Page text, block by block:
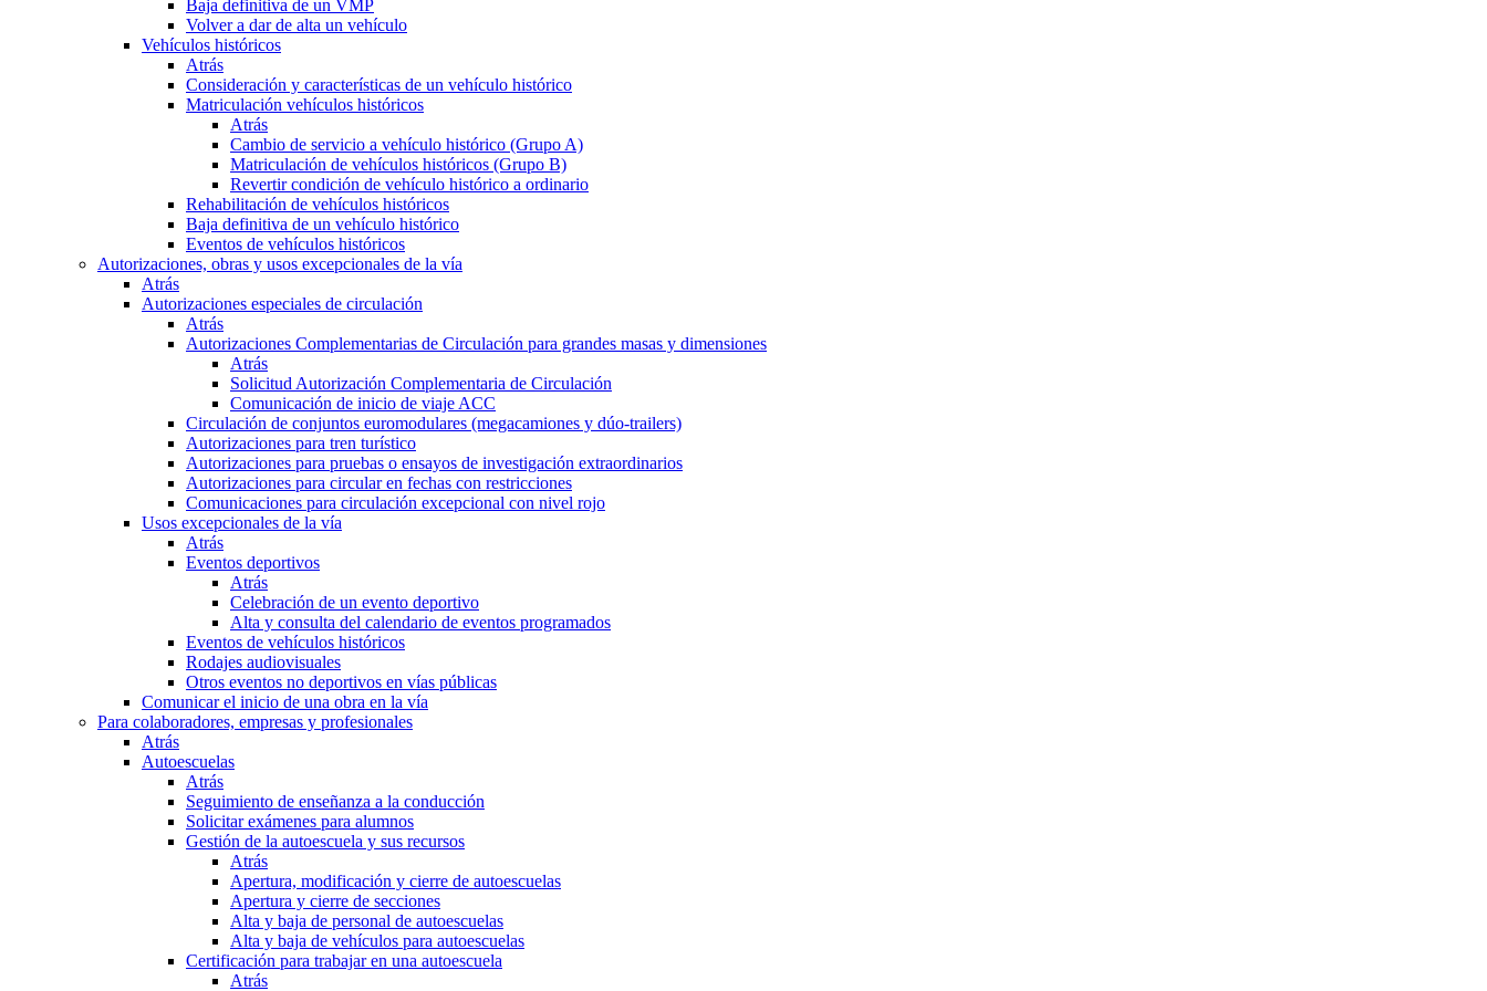
Baja definitiva de un VMP
Volver a dar de alta un vehículo
Vehículos históricos
Atrás
Consideración y características de un vehículo histórico
Matriculación vehículos históricos
Atrás
Cambio de servicio a vehículo histórico (Grupo A)
Matriculación de vehículos históricos (Grupo B)
Revertir condición de vehículo histórico a ordinario
Rehabilitación de vehículos históricos
Baja definitiva de un vehículo histórico
Eventos de vehículos históricos
Autorizaciones, obras y usos excepcionales de la vía
Atrás
Autorizaciones especiales de circulación
Atrás
Autorizaciones Complementarias de Circulación para grandes masas y dimensiones
Atrás
Solicitud Autorización Complementaria de Circulación
Comunicación de inicio de viaje ACC
Circulación de conjuntos euromodulares (megacamiones y dúo-trailers)
Autorizaciones para tren turístico
Autorizaciones para pruebas o ensayos de investigación extraordinarios
Autorizaciones para circular en fechas con restricciones
Comunicaciones para circulación excepcional con nivel rojo
Usos excepcionales de la vía
Atrás
Eventos deportivos
Atrás
Celebración de un evento deportivo
Alta y consulta del calendario de eventos programados
Eventos de vehículos históricos
Rodajes audiovisuales
Otros eventos no deportivos en vías públicas
Comunicar el inicio de una obra en la vía
Para colaboradores, empresas y profesionales
Atrás
Autoescuelas
Atrás
Seguimiento de enseñanza a la conducción
Solicitar exámenes para alumnos
Gestión de la autoescuela y sus recursos
Atrás
Apertura, modificación y cierre de autoescuelas
Apertura y cierre de secciones
Alta y baja de personal de autoescuelas
Alta y baja de vehículos para autoescuelas
Certificación para trabajar en una autoescuela
Atrás